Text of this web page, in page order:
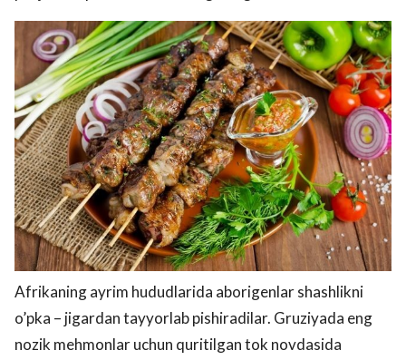
Afrikaning ayrim hududlarida aborigenlar shashlikni
o’pka – jigardan tayyorlab pishiradilar. Gruziyada eng
nozik mehmonlar uchun quritilgan tok novdasida